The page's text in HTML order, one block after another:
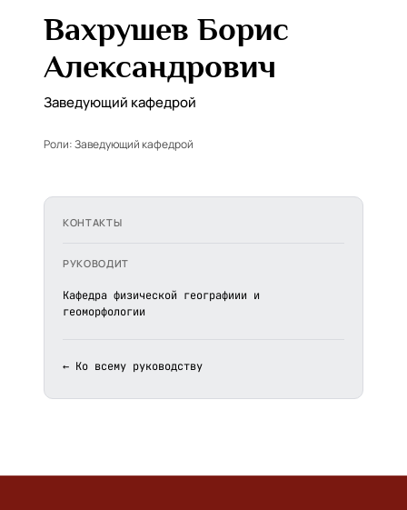
Вахрушев Борис
Александрович
Заведующий кафедрой
Роли:Заведующий кафедрой
КОНТАКТЫ
РУКОВОДИТ
Кафедра физической географиии и
геоморфологии
← Ко всему руководству